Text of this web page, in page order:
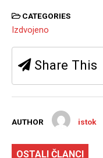
CATEGORIES
Izdvojeno
Share This
AUTHOR istok
OSTALI ČLANCI